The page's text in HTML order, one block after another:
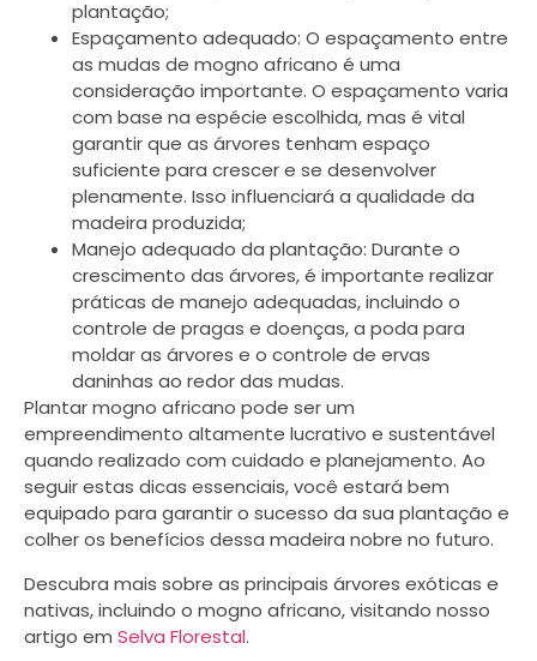
plantação;
Espaçamento adequado: O espaçamento entre
as mudas de mogno africano é uma
consideração importante. O espaçamento varia
com base na espécie escolhida, mas é vital
garantir que as árvores tenham espaço
suficiente para crescer e se desenvolver
plenamente. Isso influenciará a qualidade da
madeira produzida;
Manejo adequado da plantação: Durante o
crescimento das árvores, é importante realizar
práticas de manejo adequadas, incluindo o
controle de pragas e doenças, a poda para
moldar as árvores e o controle de ervas
daninhas ao redor das mudas.
Plantar mogno africano pode ser um
empreendimento altamente lucrativo e sustentável
quando realizado com cuidado e planejamento. Ao
seguir estas dicas essenciais, você estará bem
equipado para garantir o sucesso da sua plantação e
colher os benefícios dessa madeira nobre no futuro.
Descubra mais sobre as principais árvores exóticas e
nativas, incluindo o mogno africano, visitando nosso
artigo em Selva Florestal.